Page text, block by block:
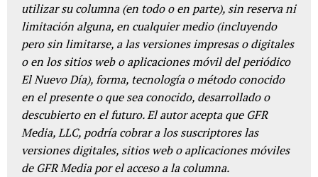
utilizar su columna (en todo o en parte), sin reserva ni
limitación alguna, en cualquier medio (incluyendo
pero sin limitarse, a las versiones impresas o digitales
o en los sitios web o aplicaciones móvil del periódico
El Nuevo Día), forma, tecnología o método conocido
en el presente o que sea conocido, desarrollado o
descubierto en el futuro. El autor acepta que GFR
Media, LLC, podría cobrar a los suscriptores las
versiones digitales, sitios web o aplicaciones móviles
de GFR Media por el acceso a la columna.